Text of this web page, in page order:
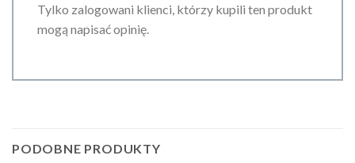
Tylko zalogowani klienci, którzy kupili ten produkt
mogą napisać opinię.
PODOBNE PRODUKTY